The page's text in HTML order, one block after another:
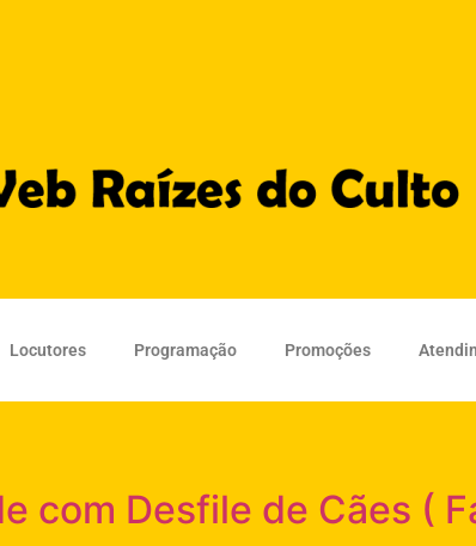
Locutores Programação Promoções
com Desfile de Cães (